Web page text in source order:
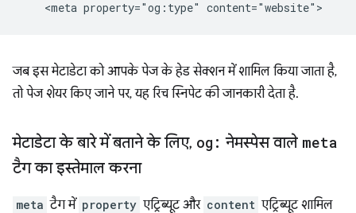
जब इस मेटाडेटा को आपके पेज के हेड सेक्शन में शामिल किया जाता है,
तो पेज शेयर किए जाने पर, यह रिच स्निपेट की जानकारी देता है.
मेटाडेटा के बारे में बताने के लिए, og: नेमस्पेस वाले meta
टैग का इस्तेमाल करना
meta टैग में property एट्रिब्यूट और content एट्रिब्यूट शामिल